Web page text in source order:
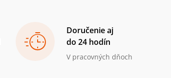
Doručenie aj
do 24 hodín
V pracovných dňoch